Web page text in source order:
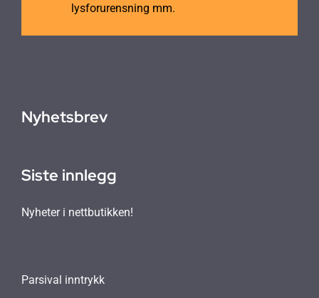
lysforurensning mm.
Nyhetsbrev
Siste innlegg
Nyheter i nettbutikken!
Parsival inntrykk